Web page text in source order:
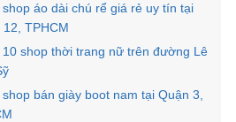
shop áo dài chú rể giá rẻ uy tín tại
12, TPHCM
10 shop thời trang nữ trên đường Lê
shop bán giày boot nam tại Quận 3,